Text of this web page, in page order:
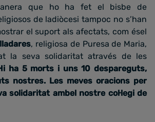
que ho ha fet el bisbe de
de ladiòcesi tampoc no s’han
el suport als afectats, com ésel
, religiosa de Puresa de Maria,
la seva solidaritat através de les
ha 5 morts i uns 10 despareguts,
nostres. Les meves oracions per
solidaritat ambel nostre col·legi de